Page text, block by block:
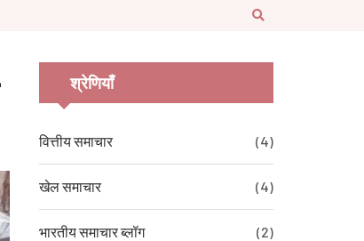
श्रेणियाँ
वित्तीय समाचार (4)
खेल समाचार (4)
भारतीय समाचार ब्लॉग (2)